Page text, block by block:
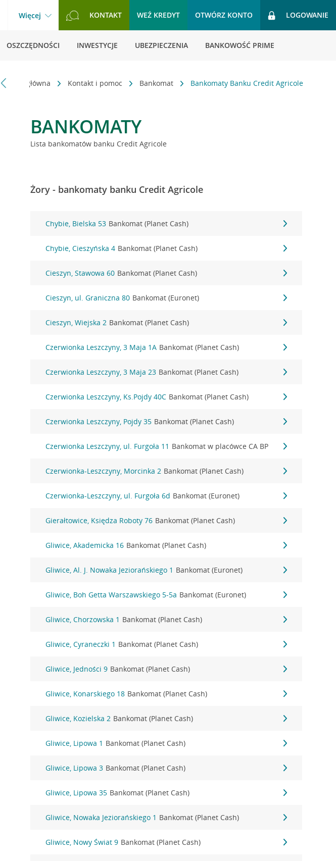
Więcej KONTAKT WEŹ KREDYT OTWÓRZ KONTO LOGOWANIE
OSZCZĘDNOŚCI INWESTYCJE UBEZPIECZENIA BANKOWOŚĆ PRIME
Strona główna Kontakt i pomoc Bankomat Bankomaty Banku Credit Agricole
BANKOMATY
Lista bankomatów banku Credit Agricole
Żory - bankomaty banku Credit Agricole
Chybie, Bielska 53 Bankomat (Planet Cash)
Chybie, Cieszyńska 4 Bankomat (Planet Cash)
Cieszyn, Stawowa 60 Bankomat (Planet Cash)
Cieszyn, ul. Graniczna 80 Bankomat (Euronet)
Cieszyn, Wiejska 2 Bankomat (Planet Cash)
Czerwionka Leszczyny, 3 Maja 1A Bankomat (Planet Cash)
Czerwionka Leszczyny, 3 Maja 23 Bankomat (Planet Cash)
Czerwionka Leszczyny, Ks.Pojdy 40C Bankomat (Planet Cash)
Czerwionka Leszczyny, Pojdy 35 Bankomat (Planet Cash)
Czerwionka Leszczyny, ul. Furgoła 11 Bankomat w placówce CA BP
Czerwionka-Leszczyny, Morcinka 2 Bankomat (Planet Cash)
Czerwionka-Leszczyny, ul. Furgoła 6d Bankomat (Euronet)
Gierałtowice, Księdza Roboty 76 Bankomat (Planet Cash)
Gliwice, Akademicka 16 Bankomat (Planet Cash)
Gliwice, Al. J. Nowaka Jeziorańskiego 1 Bankomat (Euronet)
Gliwice, Boh Getta Warszawskiego 5-5a Bankomat (Euronet)
Gliwice, Chorzowska 1 Bankomat (Planet Cash)
Gliwice, Cyraneczki 1 Bankomat (Planet Cash)
Gliwice, Jedności 9 Bankomat (Planet Cash)
Gliwice, Konarskiego 18 Bankomat (Planet Cash)
Gliwice, Kozielska 2 Bankomat (Planet Cash)
Gliwice, Lipowa 1 Bankomat (Planet Cash)
Gliwice, Lipowa 3 Bankomat (Planet Cash)
Gliwice, Lipowa 35 Bankomat (Planet Cash)
Gliwice, Nowaka Jeziorańskiego 1 Bankomat (Planet Cash)
Gliwice, Nowy Świat 9 Bankomat (Planet Cash)